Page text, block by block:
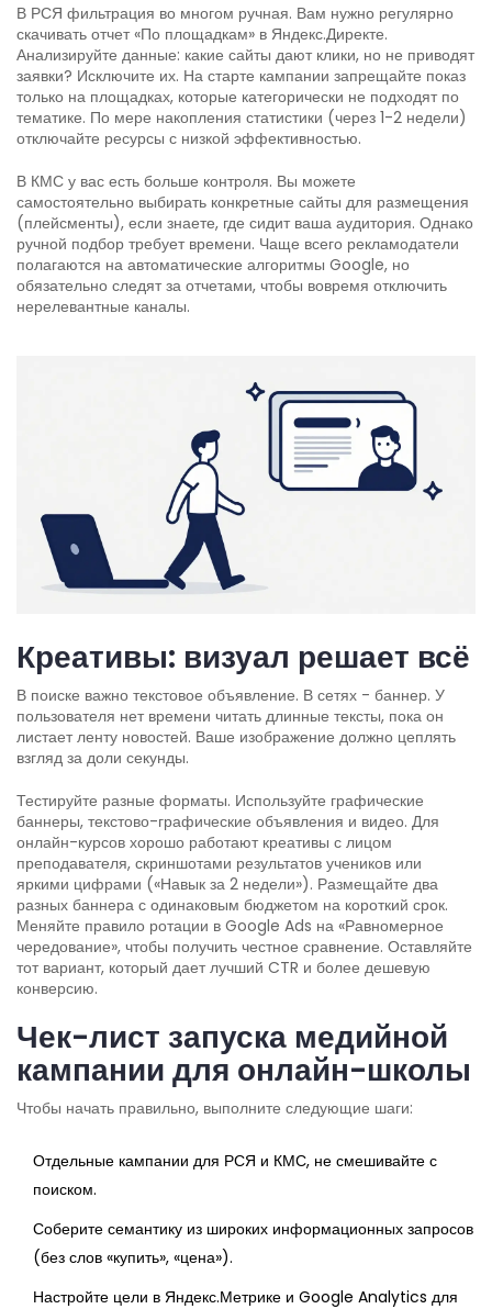
В РСЯ фильтрация во многом ручная. Вам нужно регулярно
скачивать отчет «По площадкам» в Яндекс.Директе.
Анализируйте данные: какие сайты дают клики, но не приводят
заявки? Исключите их. На старте кампании запрещайте показ
только на площадках, которые категорически не подходят по
тематике. По мере накопления статистики (через 1-2 недели)
отключайте ресурсы с низкой эффективностью.
В КМС у вас есть больше контроля. Вы можете
самостоятельно выбирать конкретные сайты для размещения
(плейсменты), если знаете, где сидит ваша аудитория. Однако
ручной подбор требует времени. Чаще всего рекламодатели
полагаются на автоматические алгоритмы Google, но
обязательно следят за отчетами, чтобы вовремя отключить
нерелевантные каналы.
Креативы: визуал решает всё
В поиске важно текстовое объявление. В сетях - баннер. У
пользователя нет времени читать длинные тексты, пока он
листает ленту новостей. Ваше изображение должно цеплять
взгляд за доли секунды.
Тестируйте разные форматы. Используйте графические
баннеры, текстово-графические объявления и видео. Для
онлайн-курсов хорошо работают креативы с лицом
преподавателя, скриншотами результатов учеников или
яркими цифрами («Навык за 2 недели»). Размещайте два
разных баннера с одинаковым бюджетом на короткий срок.
Меняйте правило ротации в Google Ads на «Равномерное
чередование», чтобы получить честное сравнение. Оставляйте
тот вариант, который дает лучший CTR и более дешевую
конверсию.
Чек-лист запуска медийной
кампании для онлайн-школы
Чтобы начать правильно, выполните следующие шаги:
Отдельные кампании для РСЯ и КМС, не смешивайте с
поиском.
Соберите семантику из широких информационных запросов
(без слов «купить», «цена»).
Настройте цели в Яндекс.Метрике и Google Analytics для